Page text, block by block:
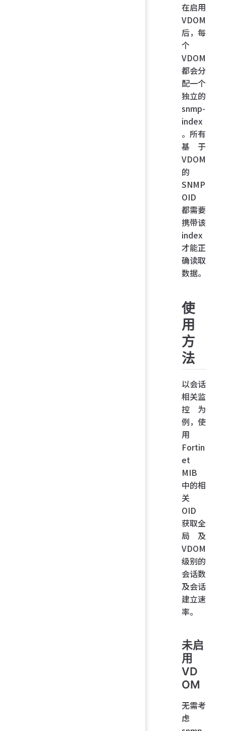
在启用
VDOM
后，每
个
VDOM
都会分
配一个
独立的
snmp-
index
。所有
基于
VDOM
的
SNMP
OID
都需要
携带该
index
才能正
确读取
数据。
使
用
方
法
以会话
相关监
控为
例，使
用
Fortin
et
MIB
中的相
关
OID
获取全
局及
VDOM
级别的
会话数
及会话
建立速
率。
未启
用
VD
OM
无需考
虑